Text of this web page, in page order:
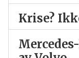
Krise?